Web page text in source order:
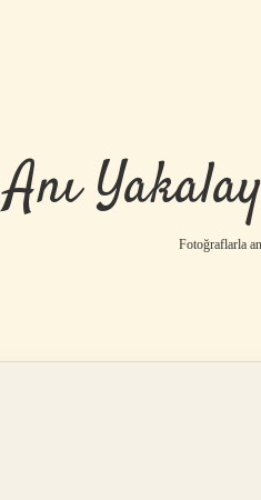
Anı
Fotoğraflarla